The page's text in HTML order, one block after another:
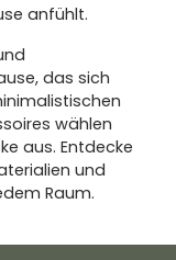
anfühlt.
das sich
wählen
aus. Entdecke
und
Raum.